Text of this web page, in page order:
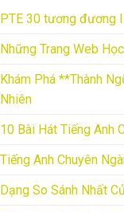
PTE 30 tương đương
Những Trang Web
Khám Phá **Thành
Nhiên
10 Bài Hát Tiếng Anh
Tiếng Anh Chuyên
Dạng So Sánh Nhất